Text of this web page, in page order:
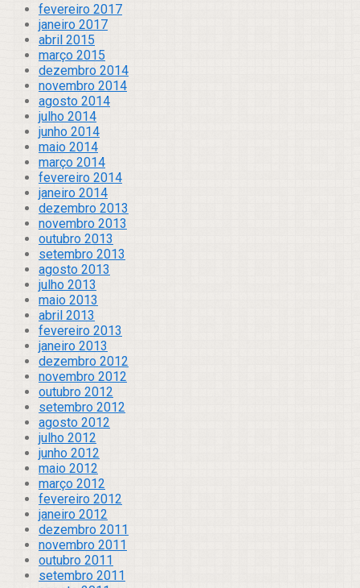
fevereiro 2017
janeiro 2017
abril 2015
março 2015
dezembro 2014
novembro 2014
agosto 2014
julho 2014
junho 2014
maio 2014
março 2014
fevereiro 2014
janeiro 2014
dezembro 2013
novembro 2013
outubro 2013
setembro 2013
agosto 2013
julho 2013
maio 2013
abril 2013
fevereiro 2013
janeiro 2013
dezembro 2012
novembro 2012
outubro 2012
setembro 2012
agosto 2012
julho 2012
junho 2012
maio 2012
março 2012
fevereiro 2012
janeiro 2012
dezembro 2011
novembro 2011
outubro 2011
setembro 2011